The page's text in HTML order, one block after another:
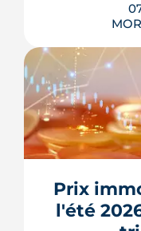
Le confort
de valeur
DPE, atout
avant
Prix
l'été